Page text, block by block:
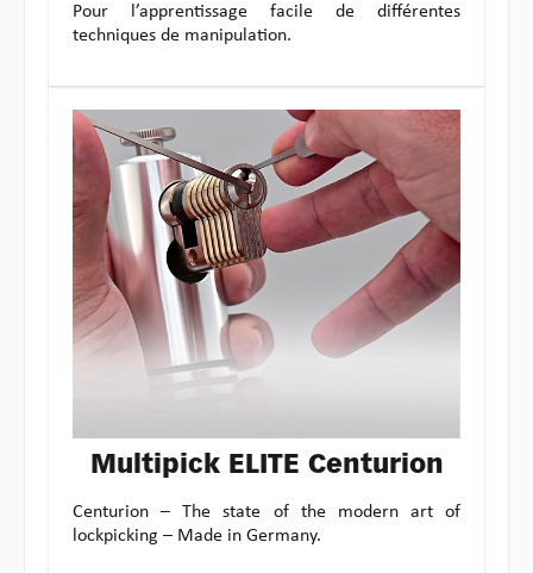
Pour l’apprentissage facile de différentes
techniques de manipulation.
Multipick ELITE Centurion
Centurion – The state of the modern art of
lockpicking – Made in Germany.